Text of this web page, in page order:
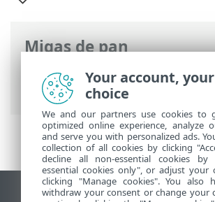
Migas de pan
Ayuda en línea de ESET>
Security for Linux
Your account,
choice
We and our partners use cookies to
optimized online experience, analyze
and serve you with personalized ads.
collection of all cookies by clicking
decline all non-essential cookies by
essential cookies only", or adjust your
clicking "Manage cookies". You
withdraw your consent or change your